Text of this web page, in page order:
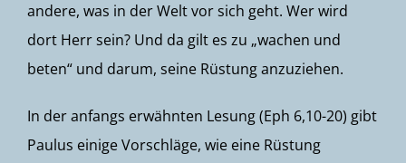
andere, was in der Welt vor sich geht. Wer wird
dort Herr sein? Und da gilt es zu „wachen und
beten“ und darum, seine Rüstung anzuziehen.
In der anfangs erwähnten Lesung (Eph 6,10-20) gibt
Paulus einige Vorschläge, wie eine Rüstung